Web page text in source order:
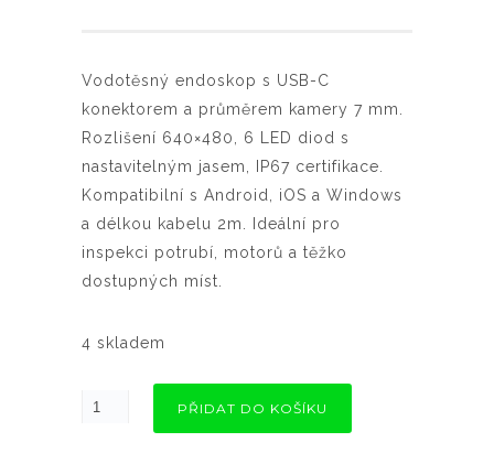
Vodotěsný endoskop s USB-C
konektorem a průměrem kamery 7 mm.
Rozlišení 640×480, 6 LED diod s
nastavitelným jasem, IP67 certifikace.
Kompatibilní s Android, iOS a Windows
a délkou kabelu 2m. Ideální pro
inspekci potrubí, motorů a těžko
dostupných míst.
4 skladem
PŘIDAT DO KOŠÍKU